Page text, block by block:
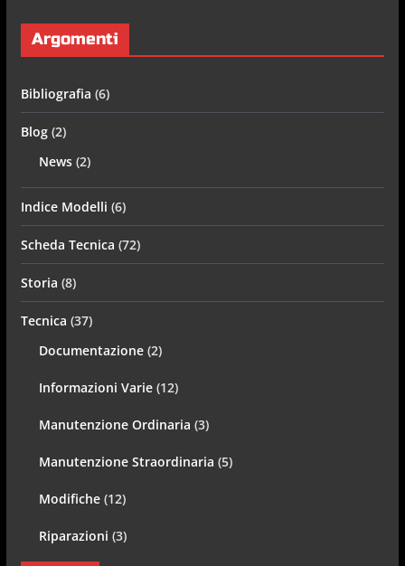
Argomenti
Bibliografia (6)
Blog(2)
News(2)
Indice Modelli (6)
Scheda Tecnica (72)
Storia (8)
Tecnica (37)
Documentazione(2)
Informazioni Varie(12)
Manutenzione Ordinaria (3)
Manutenzione Straordinaria (5)
Modifiche(12)
Riparazioni (3)